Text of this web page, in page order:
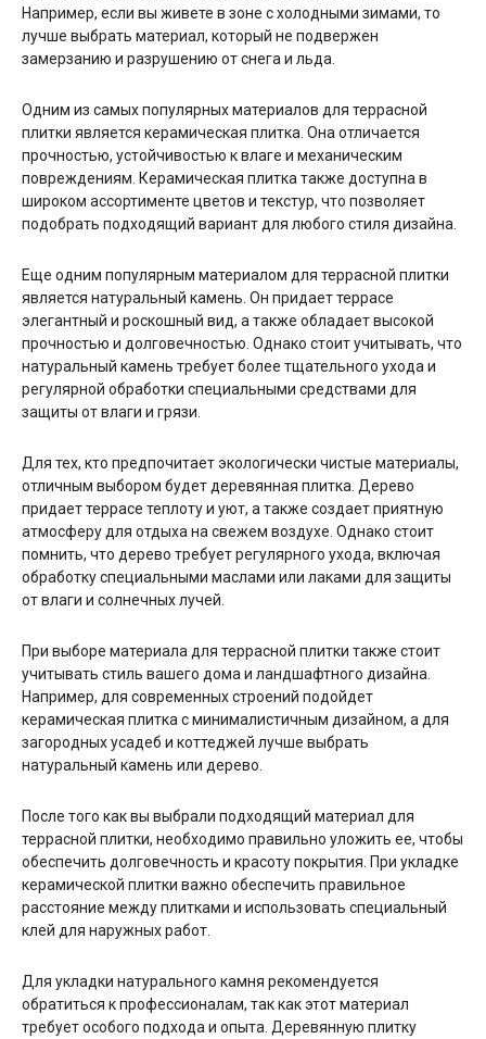
Например, если вы живете в зоне с холодными зимами, то
лучше выбрать материал, который не подвержен
замерзанию и разрушению от снега и льда.
Одним из самых популярных материалов для террасной
плитки является керамическая плитка. Она отличается
прочностью, устойчивостью к влаге и механическим
повреждениям. Керамическая плитка также доступна в
широком ассортименте цветов и текстур, что позволяет
подобрать подходящий вариант для любого стиля дизайна.
Еще одним популярным материалом для террасной плитки
является натуральный камень. Он придает террасе
элегантный и роскошный вид, а также обладает высокой
прочностью и долговечностью. Однако стоит учитывать, что
натуральный камень требует более тщательного ухода и
регулярной обработки специальными средствами для
защиты от влаги и грязи.
Для тех, кто предпочитает экологически чистые материалы,
отличным выбором будет деревянная плитка. Дерево
придает террасе теплоту и уют, а также создает приятную
атмосферу для отдыха на свежем воздухе. Однако стоит
помнить, что дерево требует регулярного ухода, включая
обработку специальными маслами или лаками для защиты
от влаги и солнечных лучей.
При выборе материала для террасной плитки также стоит
учитывать стиль вашего дома и ландшафтного дизайна.
Например, для современных строений подойдет
керамическая плитка с минималистичным дизайном, а для
загородных усадеб и коттеджей лучше выбрать
натуральный камень или дерево.
После того как вы выбрали подходящий материал для
террасной плитки, необходимо правильно уложить ее, чтобы
обеспечить долговечность и красоту покрытия. При укладке
керамической плитки важно обеспечить правильное
расстояние между плитками и использовать специальный
клей для наружных работ.
Для укладки натурального камня рекомендуется
обратиться к профессионалам, так как этот материал
требует особого подхода и опыта. Деревянную плитку